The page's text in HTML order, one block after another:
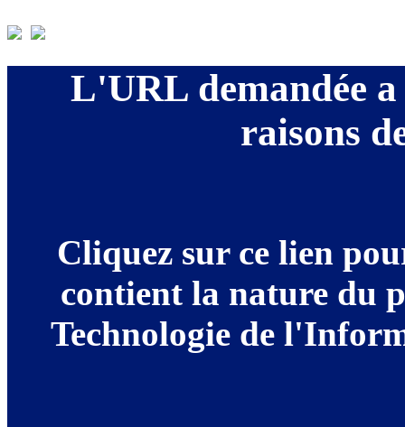
L'URL demandée a
raisons
Cliquez sur ce lien
contient la nature du
Technologie de